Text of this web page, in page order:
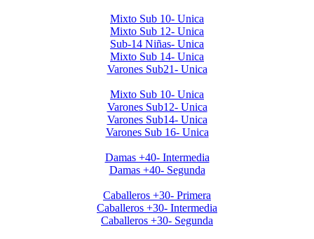
Mixto Sub 10- Unica
Mixto Sub 12- Unica
Sub-14 Niñas- Unica
Mixto Sub 14- Unica
Varones Sub21- Unica
Mixto Sub 10- Unica
Varones Sub12- Unica
Varones Sub14- Unica
Varones Sub 16- Unica
Damas +40- Intermedia
Damas +40- Segunda
Caballeros +30- Primera
Caballeros +30- Intermedia
Caballeros +30- Segunda